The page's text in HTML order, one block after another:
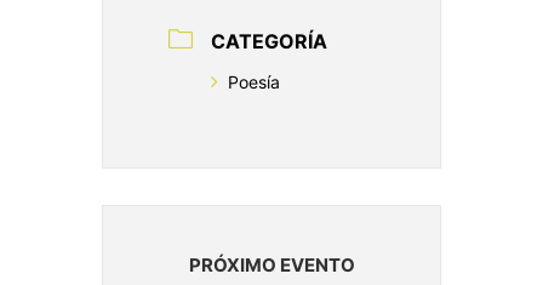
CATEGORÍA
Poesía
PRÓXIMO EVENTO